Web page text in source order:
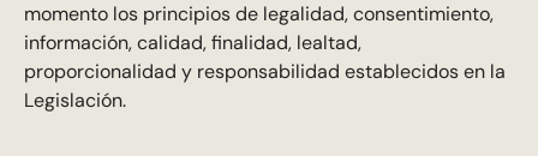
momento los principios de legalidad, consentimiento,
información, calidad, finalidad, lealtad,
proporcionalidad y responsabilidad establecidos en la
Legislación.